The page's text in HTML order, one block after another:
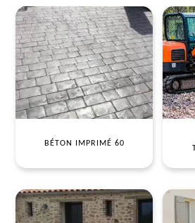
BÉTON IMPRIMÉ 60